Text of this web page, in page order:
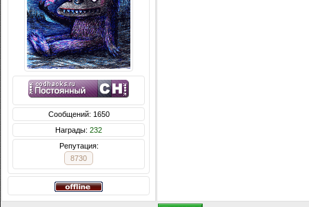
Сообщений: 1650
Награды: 232
Репутация:
8730